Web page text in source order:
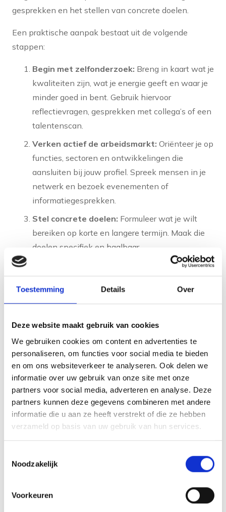
Toestemming Details Over
Deze website maakt gebruik van cookies
We gebruiken cookies om content en advertenties te
personaliseren, om functies voor social media te bieden
en om ons websiteverkeer te analyseren. Ook delen we
informatie over uw gebruik van onze site met onze
partners voor social media, adverteren en analyse. Deze
partners kunnen deze gegevens combineren met andere
informatie die u aan ze heeft verstrekt of die ze hebben
verzameld op basis van uw gebruik van hun services.
Noodzakelijk
Voorkeuren
gesprekken en het stellen van concrete doelen.
Een praktische aanpak bestaat uit de volgende
stappen:
Begin met zelfonderzoek: Breng in kaart wat je
kwaliteiten zijn, wat je energie geeft en waar je
minder goed in bent. Gebruik hiervoor
reflectievragen, gesprekken met collega’s of een
talentenscan.
Verken actief de arbeidsmarkt: Oriënteer je op
functies, sectoren en ontwikkelingen die
aansluiten bij jouw profiel. Spreek mensen in je
netwerk en bezoek evenementen of
informatiegesprekken.
Stel concrete doelen: Formuleer wat je wilt
bereiken op korte en langere termijn. Maak die
doelen specifiek en haalbaar.
Vraag actief om feedback, meld
je aan voor ontwikkeltrajecten en zoek
uitdagingen die je helpen groeien.
regelmatig in relaties die relevant zijn voor jouw
loopbaan, ook als je op dit moment niet actief op
zoek bent naar iets nieuws.
Loopbaancompetenties groeien niet vanzelf. Ze
vragen om bewuste aandacht en herhaling. Wie
regelmatig stilstaat bij hoe zijn loopbaan zich
ontwikkelt, bouwt in de loop der tijd een stevig
Wat is het verschil
tussen